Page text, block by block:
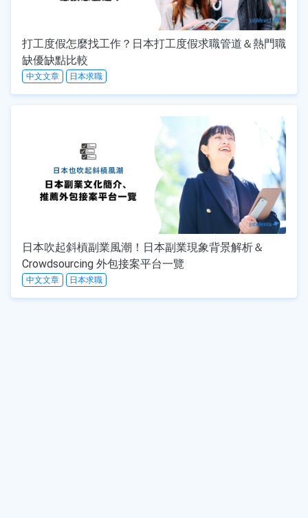
打工度假怎麼找工作？日本打工度假求職管道＆熱門職
缺優缺點比較
中文文章 日本求職
日本吹起斜槓副業風潮！日本副業現象背景解析＆
Crowdsourcing 外包接案平台一覽
中文文章 日本求職